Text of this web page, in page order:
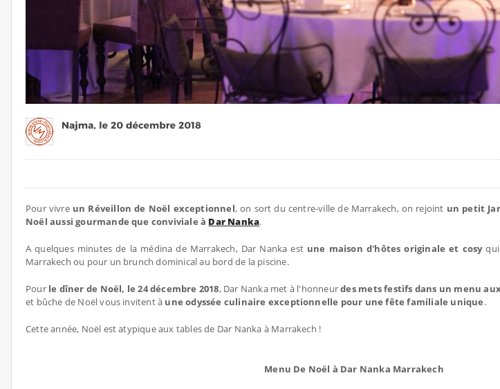
Pour vivre un Réveillon de Noël exceptionnel, on sort du centre-ville de Marrakech, on rejoint un petit
Noël aussi gourmande que conviviale à Dar Nanka.
A quelques minutes de la médina de Marrakech, Dar Nanka est une maison d'hôtes originale et cosyqui
Marrakech ou pour un brunch dominical au bord de la piscine.
Pour le dîner de Noël, le 24 décembre 2018, Dar Nanka met à l'honneurdes mets festifs dans un menu
et bûche de Noël vous invitent à une odyssée culinaire exceptionnelle pour une fête familiale unique.
Cette année, Noël est atypique aux tables de Dar Nanka à Marrakech !
Menu De Noël à Dar Nanka Marrakech